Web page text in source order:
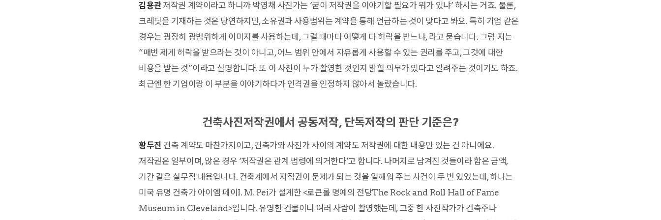
김용관 저작권 계약이라고 하니까 박영채 사진가는 ‘굳이 저작권을 이야기할 필요가 뭐가 있냐’ 하시는 거죠. 물론,
크레딧을 기재하는 것은 당연하지만, 소유권과 사용범위는 계약을 통해 언급하는 것이 맞다고 봐요. 특히 기업 같은
경우는 굉장히 광범위하게 이미지를 사용하는데, 그럴 때마다 어떻게 다 허락을 받느냐, 라고 묻습니다. 그럼 저는
“매번 제게 허락을 받으라는 것이 아니고, 어느 범위 안에서 자유롭게 사용할 수 있는 권리를 주고, 그것에 대한
비용을 받는 것”이라고 설명합니다. 또 이 사진이 누가 촬영한 것인지 밝힐 의무가 있다고 알려주는 것이기도 하죠.
최근엔 한 기업이랑 이 부분을 이야기하다가 인격권을 인정하지 않아서 놀랐습니다.
건축사진저작권에서 공동저작, 단독저작의 판단 기준은?
황두진 건축 계약도 마찬가지이고, 건축가와 사진가 사이의 계약도 저작권에 대한 내용만 있는 건 아니에요.
저작권은 일부이며, 많은 경우 ‘저작권은 관계 법령에 의거한다’고 합니다. 나머지로 남겨진 것들이라 함은 금액,
기간 같은 실무적 내용입니다. 건축계에서 저작권이 문제가 되는 것을 일깨워 주는 사건이 두 번 있었는데, 하나는
미국 유명 건축가 아이엠 페이I. M. Pei가 설계한 <로큰롤 명예의 전당The Rock and Roll Hall of Fame
Museum in Cleveland>입니다. 유명한 건물이니 여러 사람이 촬영했는데, 그중 한 사진작가가 건축주나